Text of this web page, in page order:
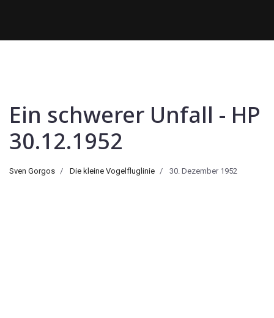
Ein schwerer Unfall - HP
30.12.1952
Sven Gorgos Die kleine Vogelfluglinie 30. Dezember 1952